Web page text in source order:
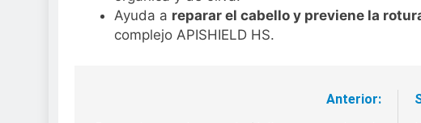
Ayuda a reparar el cabello y previene la
complejo APISHIELD HS.
Anterior: